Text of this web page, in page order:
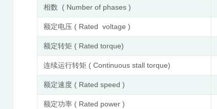
相数 ( Number of phases )
额定电压 ( Rated voltage )
额定转矩 ( Rated torque)
连续运行转矩 ( Continuous stall torque)
额定速度 ( Rated speed )
额定功率 ( Rated power )